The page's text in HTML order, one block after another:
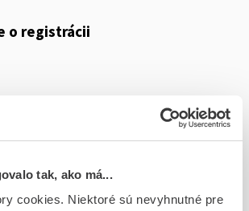
tak, ako má...
cookies. Niektoré sú nevyhnutné pre
o registrácii